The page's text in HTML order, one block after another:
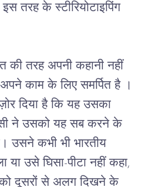
इस तरह के स्टीरियोटाइपिंग
की तरह अपनी कहानी नहीं
अपने काम के लिए समर्पित है
।
दिया है कि यह उसका
ने उसको यह सब करने के
उसने कभी भी भारतीय
या उसे घिसा-पीटा नहीं कहा,
दूसरों से अलग दिखने के